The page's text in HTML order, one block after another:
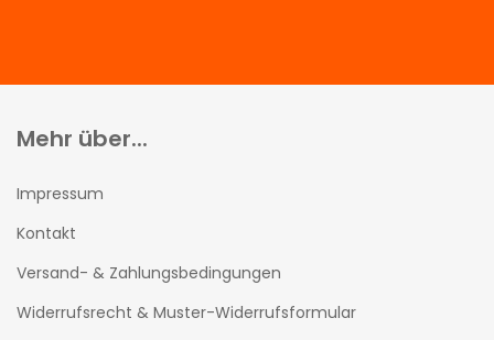
Mehr über...
Impressum
Kontakt
Versand- & Zahlungsbedingungen
Widerrufsrecht & Muster-Widerrufsformular